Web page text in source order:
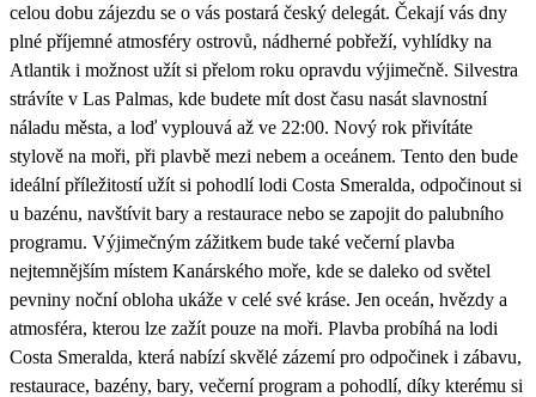
celou dobu zájezdu se o vás postará český delegát. Čekají vás dny
plné příjemné atmosféry ostrovů, nádherné pobřeží, vyhlídky na
Atlantik i možnost užít si přelom roku opravdu výjimečně. Silvestra
strávíte v Las Palmas, kde budete mít dost času nasát slavnostní
náladu města, a loď vyplouvá až ve 22:00. Nový rok přivítáte
stylově na moři, při plavbě mezi nebem a oceánem. Tento den bude
ideální příležitostí užít si pohodlí lodi Costa Smeralda, odpočinout si
u bazénu, navštívit bary a restaurace nebo se zapojit do palubního
programu. Výjimečným zážitkem bude také večerní plavba
nejtemnějším místem Kanárského moře, kde se daleko od světel
pevniny noční obloha ukáže v celé své kráse. Jen oceán, hvězdy a
atmosféra, kterou lze zažít pouze na moři. Plavba probíhá na lodi
Costa Smeralda, která nabízí skvělé zázemí pro odpočinek i zábavu,
restaurace, bazény, bary, večerní program a pohodlí, díky kterému si